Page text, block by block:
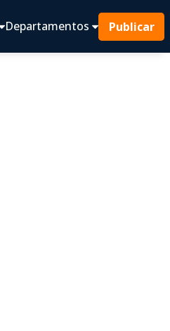
Departamentos Publicar